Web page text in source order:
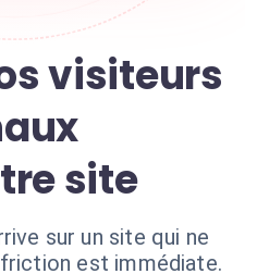
visiteurs
site
sur un site qui ne
est immédiate.